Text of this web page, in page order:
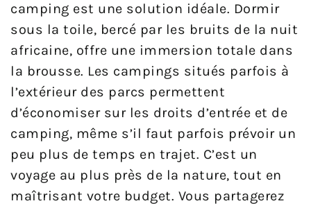
camping est une solution idéale. Dormir
sous la toile, bercé par les bruits de la nuit
africaine, offre une immersion totale dans
la brousse. Les campings situés parfois à
l’extérieur des parcs permettent
d’économiser sur les droits d’entrée et de
camping, même s’il faut parfois prévoir un
peu plus de temps en trajet. C’est un
voyage au plus près de la nature, tout en
maîtrisant votre budget. Vous partagerez